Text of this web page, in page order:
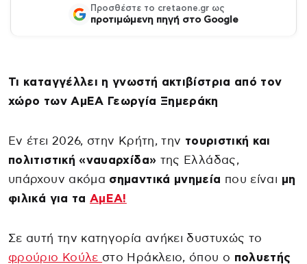
Προσθέστε το cretaone.gr ως
προτιμώμενη πηγή στο Google
Τι καταγγέλλει η γνωστή ακτιβίστρια από τον
χώρο των ΑμΕΑ Γεωργία Ξημεράκη
Εν έτει 2026, στην Κρήτη, την τουριστική και
πολιτιστική «ναυαρχίδα» της Ελλάδας,
υπάρχουν ακόμα σημαντικά μνημεία που είναι μη
φιλικά για ταΑμΕΑ!
Σε αυτή την κατηγορία ανήκει δυστυχώς το
φρούριο Κούλε στο Ηράκλειο, όπου ο πολυετής